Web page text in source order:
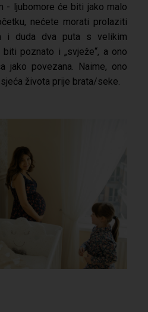
- ljubomore će biti jako malo
nećete morati prolaziti
i duda dva puta s velikim
poznato i „svježe“, a ono
jako povezana. Naime, ono
života prije brata/seke.